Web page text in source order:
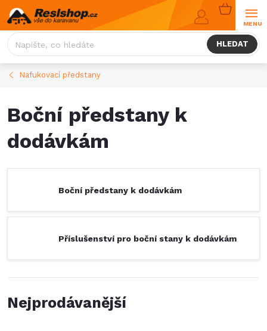
Přejít
na
obsah
HLEDAT
NÁKUPNÍ
KOŠÍK
Nafukovací předstany
Boční předstany k
dodávkám
Boční předstany k dodávkám
Příslušenství pro boční stany k dodávkám
Nejprodávanější